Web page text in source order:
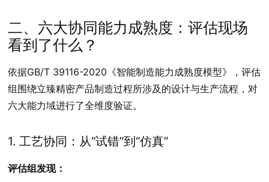
二、六大协同能力成熟度：评估现场
看到了什么？
依据GB/T 39116-2020《智能制造能力成熟度模型》，评估
组围绕立臻精密产品制造过程所涉及的设计与生产流程，对
六大能力域进行了全维度验证。
1. 工艺协同：从“试错”到“仿真”
评估组发现：